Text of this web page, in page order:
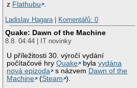
z Flathubu .
Ladislav Hagara | Komentářů: 0
Quake: Dawn of the Machine
8.8. 04:44 | IT novinky
U příležitosti 30. výročí vydání
počítačové hryQuake bylavydána
nová epizoda
s názvem Dawn of the
Machine
(Steam ).